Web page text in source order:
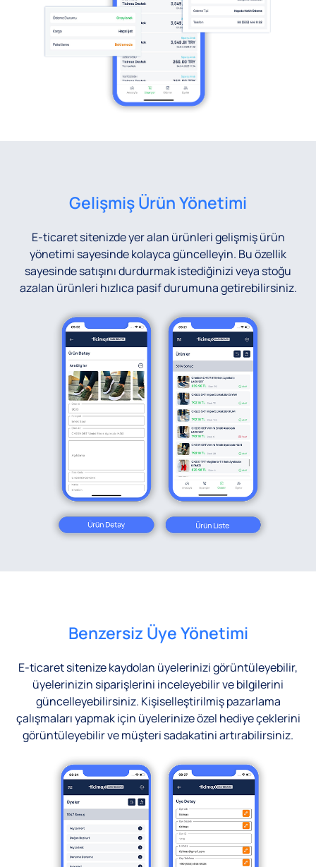
Gelişmiş Ürün Yönetimi
E-ticaret sitenizde yer alan ürünleri gelişmiş ürün
yönetimi sayesinde kolayca güncelleyin. Bu özellik
sayesinde satışını durdurmak istediğinizi veya stoğu
azalan ürünleri hızlıca pasif durumuna getirebilirsiniz.
Benzersiz Üye Yönetimi
E-ticaret sitenize kaydolan üyelerinizi görüntüleyebilir,
üyelerinizin siparişlerini inceleyebilir ve bilgilerini
güncelleyebilirsiniz. Kişiselleştirilmiş pazarlama
çalışmaları yapmak için üyelerinize özel hediye çeklerini
görüntüleyebilir ve müşteri sadakatini artırabilirsiniz.